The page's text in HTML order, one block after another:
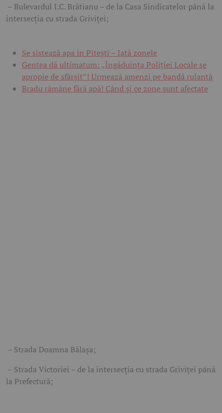
– Bulevardul I.C. Brătianu – de la Casa Sindicatelor până la
intersecția cu strada Griviței;
Se sistează apa în Pitești – Iată zonele
Gentea dă ultimatum: „Îngăduința Poliției Locale se
apropie de sfârșit”! Urmează amenzi pe bandă rulantă
Bradu rămâne fără apă! Când și ce zone sunt afectate
– Strada Doamna Bălașa;
– Strada Victoriei – de la intersecția cu strada Griviței până
la Prefectură;